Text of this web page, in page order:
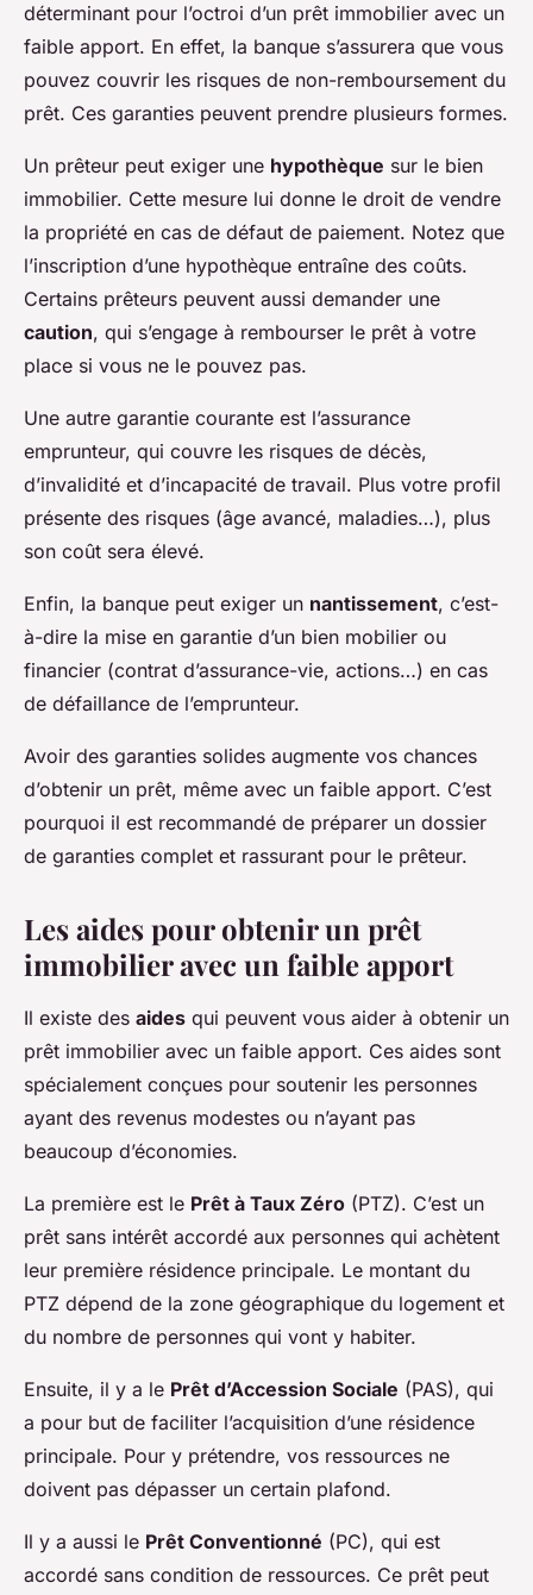
déterminant pour l’octroi d’un prêt immobilier avec un
faible apport. En effet, la banque s’assurera que vous
pouvez couvrir les risques de non-remboursement du
prêt. Ces garanties peuvent prendre plusieurs formes.
Un prêteur peut exiger une hypothèque sur le bien
immobilier. Cette mesure lui donne le droit de vendre
la propriété en cas de défaut de paiement. Notez que
l’inscription d’une hypothèque entraîne des coûts.
Certains prêteurs peuvent aussi demander une
caution, qui s’engage à rembourser le prêt à votre
place si vous ne le pouvez pas.
Une autre garantie courante est l’assurance
emprunteur, qui couvre les risques de décès,
d’invalidité et d’incapacité de travail. Plus votre profil
présente des risques (âge avancé, maladies…), plus
son coût sera élevé.
Enfin, la banque peut exiger un nantissement, c’est-
à-dire la mise en garantie d’un bien mobilier ou
financier (contrat d’assurance-vie, actions…) en cas
de défaillance de l’emprunteur.
Avoir des garanties solides augmente vos chances
d’obtenir un prêt, même avec un faible apport. C’est
pourquoi il est recommandé de préparer un dossier
de garanties complet et rassurant pour le prêteur.
Les aides pour obtenir un prêt
immobilier avec un faible apport
Il existe des aides qui peuvent vous aider à obtenir un
prêt immobilier avec un faible apport. Ces aides sont
spécialement conçues pour soutenir les personnes
ayant des revenus modestes ou n’ayant pas
beaucoup d’économies.
La première est le Prêt à Taux Zéro (PTZ). C’est un
prêt sans intérêt accordé aux personnes qui achètent
leur première résidence principale. Le montant du
PTZ dépend de la zone géographique du logement et
du nombre de personnes qui vont y habiter.
Ensuite, il y a le Prêt d’Accession Sociale (PAS), qui
a pour but de faciliter l’acquisition d’une résidence
principale. Pour y prétendre, vos ressources ne
doivent pas dépasser un certain plafond.
Il y a aussi le Prêt Conventionné (PC), qui est
accordé sans condition de ressources. Ce prêt peut